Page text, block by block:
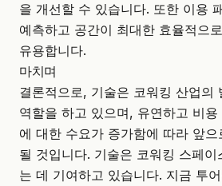
을 개선할 수 있습니다. 또한 이용
예측하고 공간이 최대한 효율적으
유용합니다.
마치며
결론적으로, 기술은 코워킹 산업의
역할을 하고 있으며, 유연하고 비
에 대한 수요가 증가함에 따라 앞
될 것입니다. 기술은 코워킹 스페
는 데 기여하고 있습니다. 지금 투